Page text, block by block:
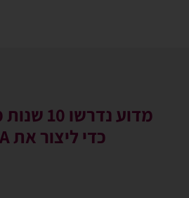
מדוע
כדי ליצור את VINIA?